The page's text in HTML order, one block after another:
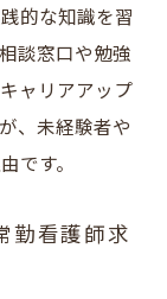
的な知識を習
談窓口や勉強
ャリアアップ
、未経験者や
です。
勤看護師求